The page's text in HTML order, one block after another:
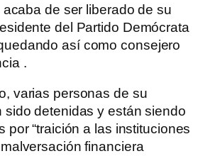
de ser liberado de su
del Partido Demócrata
así como consejero
.
varias personas de su
sido detenidas y están siendo
por “traición a las instituciones
financiera